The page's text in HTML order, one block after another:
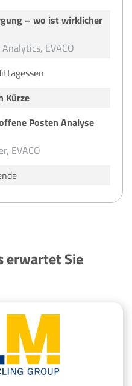
– wo ist wirklicher
EVACO
Kürze
Posten Analyse
EVACO
erwartet Sie